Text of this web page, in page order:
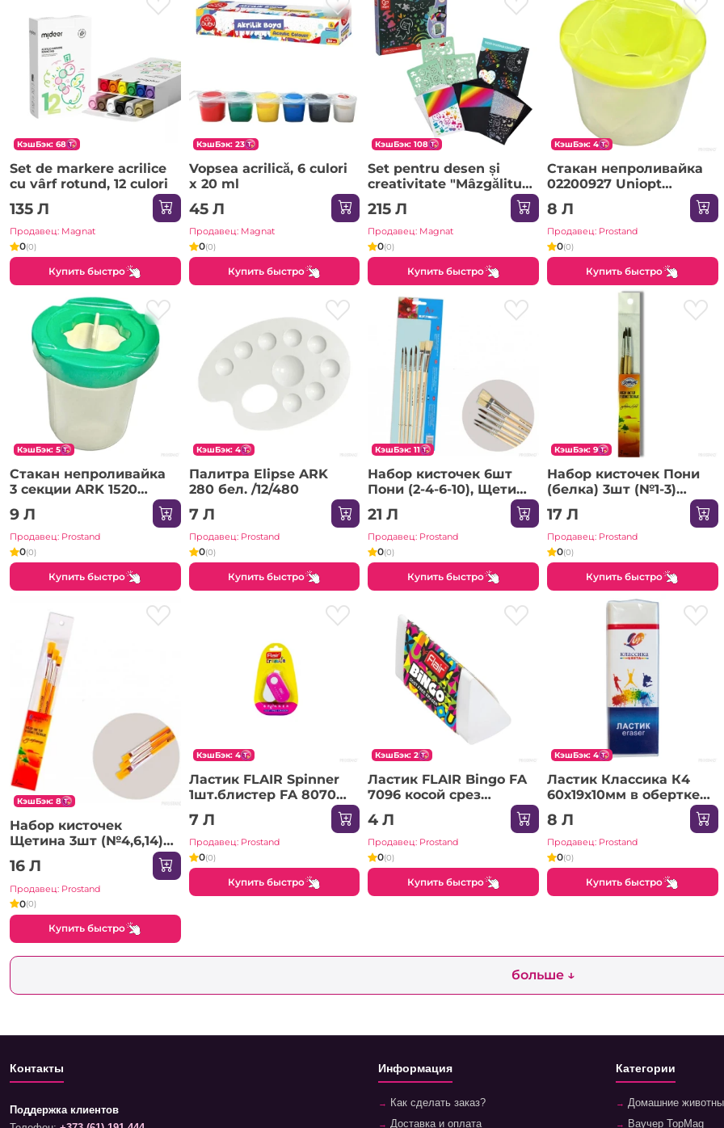
КэшБэк: 68
Set de markere acrilice
cu vârf rotund, 12 culori
135 Л
Продавец: Magnat
0(0)
Купить быстро
КэшБэк: 23
Vopsea acrilică, 6 culori
x 20 ml
45 Л
Продавец: Magnat
0(0)
Купить быстро
КэшБэк: 108
Set pentru desen și
creativitate "Mâzgălituri
magice"
215 Л
Продавец: Magnat
0(0)
Купить быстро
КэшБэк: 4
Стакан непроливайка
02200927 Uniopt
1/10/500
8 Л
Продавец: Prostand
0(0)
Купить быстро
КэшБэк: 5
Стакан непроливайка
3 секции ARK 1520
/24/192
9 Л
Продавец: Prostand
0(0)
Купить быстро
КэшБэк: 4
Палитра Elipse ARK
280 бел. /12/480
7 Л
Продавец: Prostand
0(0)
Купить быстро
КэшБэк: 11
Набор кисточек 6шт
Пони (2-4-6-10), Щетина
(8-12) A-981 /24/600
21 Л
Продавец: Prostand
0(0)
Купить быстро
КэшБэк: 9
Набор кисточек Пони
(белка) 3шт (№1-3)
22124-2 / 7679 /48/960
17 Л
Продавец: Prostand
0(0)
Купить быстро
КэшБэк: 8
Набор кисточек
Щетина 3шт (№4,6,14)
7678 / 901 50/1000
16 Л
Продавец: Prostand
0(0)
Купить быстро
КэшБэк: 4
Ластик FLAIR Spinner
1шт.блистер FA 8070
1/10/800
7 Л
Продавец: Prostand
0(0)
Купить быстро
КэшБэк: 2
Ластик FLAIR Bingo FA
7096 косой срез
40*18мм 1/20/800
4 Л
Продавец: Prostand
0(0)
Купить быстро
КэшБэк: 4
Ластик Классика К4
60х19х10мм в обертке
31C 2001-08 Луч
1/30/360
8 Л
Продавец: Prostand
0(0)
Купить быстро
больше ↓
Контакты
Поддержка клиентов
Информация
Как сделать заказ?
Доставка и оплата
Категории
Домашние
Ваучер TopMag